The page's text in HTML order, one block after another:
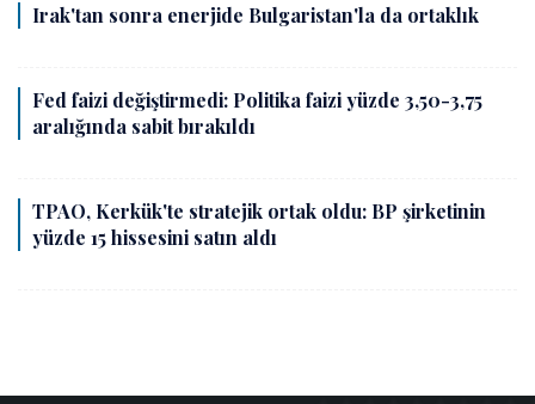
Irak'tan sonra enerjide Bulgaristan'la da ortaklık
Fed faizi değiştirmedi: Politika faizi yüzde 3,50-3,75
aralığında sabit bırakıldı
TPAO, Kerkük'te stratejik ortak oldu: BP şirketinin
yüzde 15 hissesini satın aldı